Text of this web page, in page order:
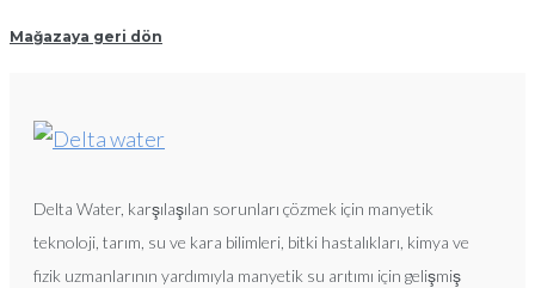
Mağazaya geri dön
Delta Water, karşılaşılan sorunları çözmek için manyetik
teknoloji, tarım, su ve kara bilimleri, bitki hastalıkları, kimya ve
fizik uzmanlarının yardımıyla manyetik su arıtımı için gelişmiş